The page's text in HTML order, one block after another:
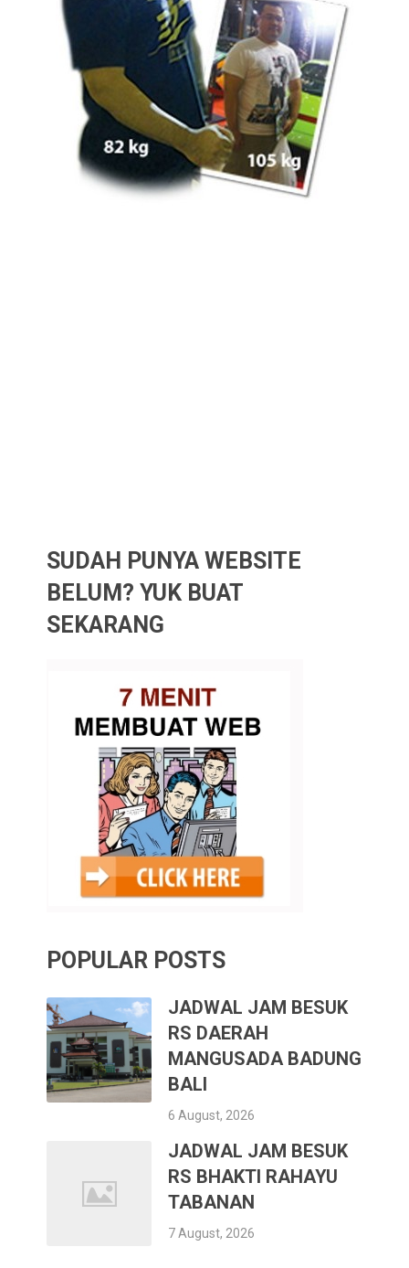
SUDAH PUNYA WEBSITE
BELUM? YUK BUAT
SEKARANG
POPULAR POSTS
JADWAL JAM BESUK
RS DAERAH
MANGUSADA BADUNG
BALI
6 August, 2026
JADWAL JAM BESUK
RS BHAKTI RAHAYU
TABANAN
7 August, 2026